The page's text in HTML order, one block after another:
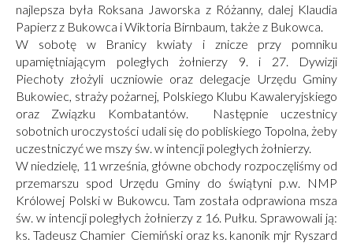
najlepsza była Roksana Jaworska z Różanny, dalej Klaudia
Papierz z Bukowca i Wiktoria Birnbaum, także z Bukowca.
W sobotę w Branicy kwiaty i znicze przy pomniku
upamiętniającym poległych żołnierzy 9. i 27. Dywizji
Piechoty złożyli uczniowie oraz delegacje Urzędu Gminy
Bukowiec, straży pożarnej, Polskiego Klubu Kawaleryjskiego
oraz Związku Kombatantów. Następnie uczestnicy
sobotnich uroczystości udali się do pobliskiego Topolna, żeby
uczestniczyć we mszy św. w intencji poległych żołnierzy.
W niedzielę, 11 września, główne obchody rozpoczęliśmy od
przemarszu spod Urzędu Gminy do świątyni p.w. NMP
Królowej Polski w Bukowcu. Tam została odprawiona msza
św. w intencji poległych żołnierzy z 16. Pułku. Sprawowali ją:
ks. Tadeusz Chamier Ciemiński oraz ks. kanonik mjr Ryszard